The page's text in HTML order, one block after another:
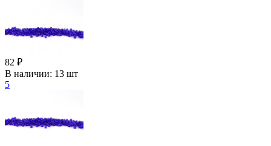
82 ₽
В наличии: 13 шт
5